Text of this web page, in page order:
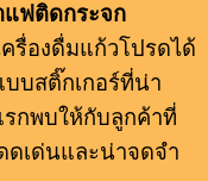
แฟติดกระจก
รื่องดื่มแก้วโปรดได้
บสติ๊กเกอร์ที่น่า
รกพบให้กับลูกค้าที่
เด่นและน่าจดจำ